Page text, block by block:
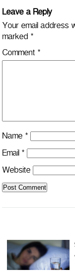
Leave a Reply
Your email address
marked *
Comment *
Name *
Email *
Website